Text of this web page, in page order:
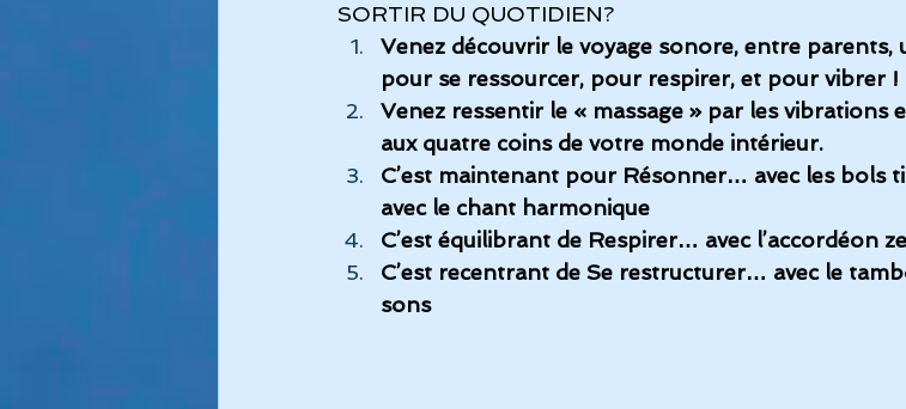
SORTIR DU QUOTIDIEN?
Venez découvrir le voyage sonore, entre parents,
pour se ressourcer, pour respirer, et pour vibrer !
Venez ressentir le « massage » par les
aux quatre coins de votre monde intérieur.
C’est maintenant pour Résonner… avec les bols
avec le chant harmonique
C’est équilibrant de Respirer… avec l’accordéon
C’est recentrant de Se restructurer… avec le
sons